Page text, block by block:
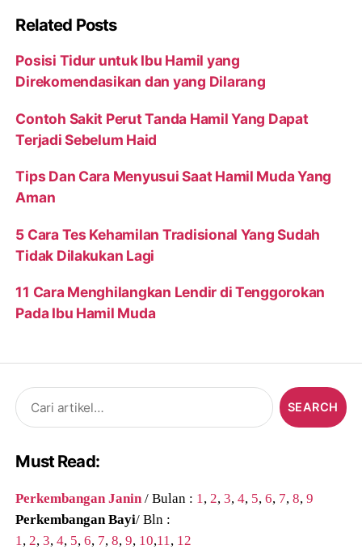
Related Posts
Posisi Tidur untuk Ibu Hamil yang
Direkomendasikan dan yang Dilarang
Contoh Sakit Perut Tanda Hamil Yang Dapat
Terjadi Sebelum Haid
Tips Dan Cara Menyusui Saat Hamil Muda Yang
Aman
5 Cara Tes Kehamilan Tradisional Yang Sudah
Tidak Dilakukan Lagi
11 Cara Menghilangkan Lendir di Tenggorokan
Pada Ibu Hamil Muda
Search
for:
Must Read:
Perkembangan Janin / Bulan : 1 , 2,3,4, 5,6, 7,8,9
Perkembangan Bayi/ Bln :
1 , 2,3,4, 5,6, 7,8,9, 10,11 , 12